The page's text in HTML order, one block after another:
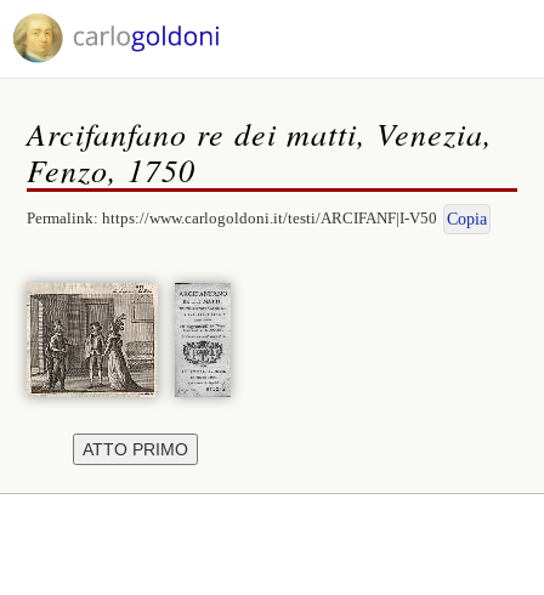
Arcifanfano re dei matti, Venezia,
Fenzo, 1750
Permalink:https://www.carlogoldoni.it/testi/ARCIFANF|I-V50 Copia